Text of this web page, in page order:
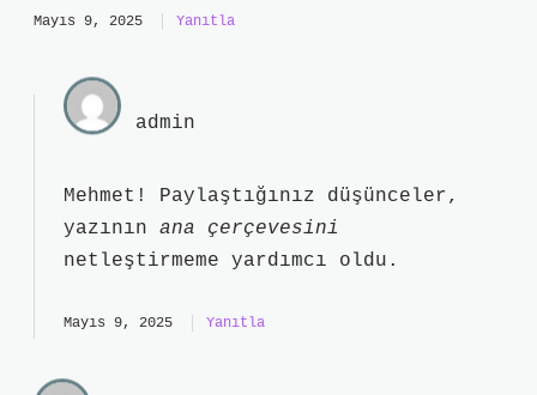
Mayıs 9, 2025 Yanıtla
admin
Mehmet! Paylaştığınız düşünceler,
yazının ana çerçevesini
netleştirmeme yardımcı oldu.
Mayıs 9, 2025 Yanıtla